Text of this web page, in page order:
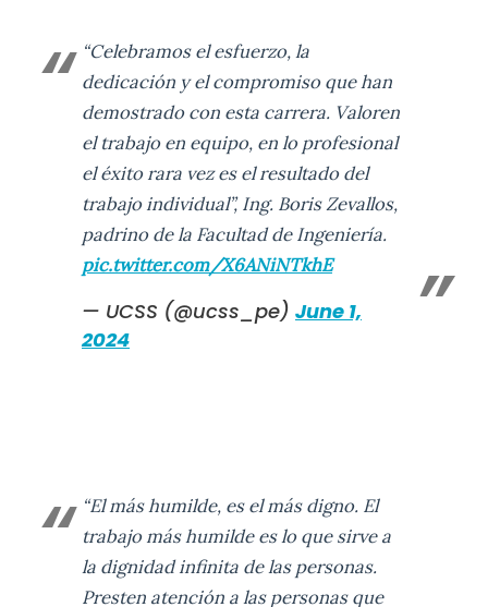
“Celebramos el esfuerzo, la
dedicación y el compromiso que han
demostrado con esta carrera. Valoren
el trabajo en equipo, en lo profesional
el éxito rara vez es el resultado del
trabajo individual”, Ing. Boris Zevallos,
padrino de la Facultad de Ingeniería.
pic.twitter.com/X6ANiNTkhE
— UCSS (@ucss_pe) June 1,
2024
“El más humilde, es el más digno. El
trabajo más humilde es lo que sirve a
la dignidad infinita de las personas.
Presten atención a las personas que